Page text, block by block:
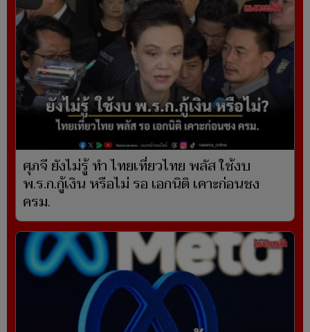
ศุภจี ยังไม่รู้ ทำ ไทยเที่ยวไทย พลัส ใช้งบ
พ.ร.ก.กู้เงิน หรือไม่ รอ เอกนิติ เคาะก่อนชง
ครม.